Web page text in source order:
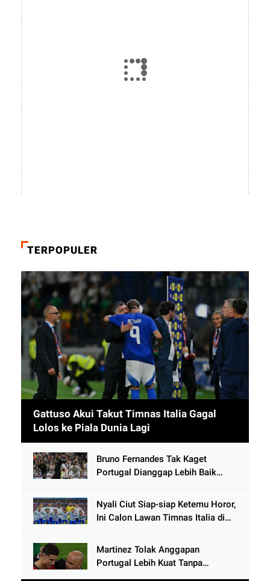
TERPOPULER
Gattuso Akui Takut Timnas Italia Gagal
Lolos ke Piala Dunia Lagi
Bruno Fernandes Tak Kaget
Portugal Dianggap Lebih Baik
Cetak 9 Gol
Nyali Ciut Siap-siap Ketemu Horor,
Ini Calon Lawan Timnas Italia di
Martinez Tolak Anggapan
Portugal Lebih Kuat Tanpa